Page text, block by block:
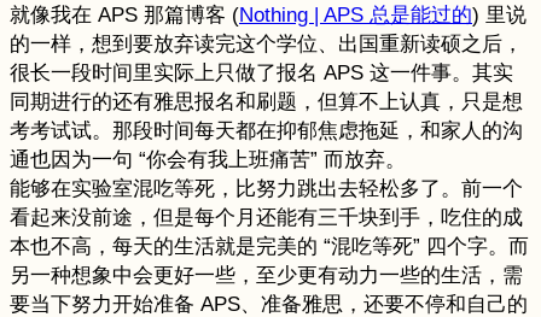
就像我在 APS 那篇博客 (Nothing | APS 总是能过的) 里说
的一样，想到要放弃读完这个学位、出国重新读硕之后，
很长一段时间里实际上只做了报名 APS 这一件事。其实
同期进行的还有雅思报名和刷题，但算不上认真，只是想
考考试试。那段时间每天都在抑郁焦虑拖延，和家人的沟
通也因为一句 “你会有我上班痛苦” 而放弃。
能够在实验室混吃等死，比努力跳出去轻松多了。前一个
看起来没前途，但是每个月还能有三千块到手，吃住的成
本也不高，每天的生活就是完美的 “混吃等死” 四个字。而
另一种想象中会更好一些，至少更有动力一些的生活，需
要当下努力开始准备 APS、准备雅思，还要不停和自己的